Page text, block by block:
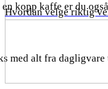
Hvordan velge riktig
kopp kaffe er du
med alt fra